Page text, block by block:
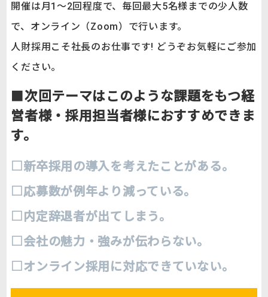
開催は月1～2回程度で、毎回最大5名様までの少人数
で、オンライン（Zoom）で行います。
人財採用こそ社長のお仕事です! どうぞお気軽にご参加
ください。
■次回テーマはこのような課題をもつ経
営者様・採用担当者様におすすめできま
す。
□新卒採用の導入を考えたことがある。
□応募数が例年より減っている。
□内定辞退者が出てしまう。
□会社の魅力・強みが伝わらない。
□オンライン採用に対応できていない。